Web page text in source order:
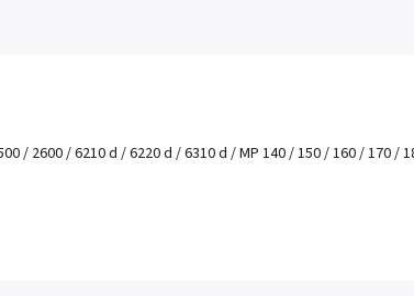
/ 2600 / 6210 d / 6220 d / 6310 d / MP 140 / 150 / 160 / 170 /